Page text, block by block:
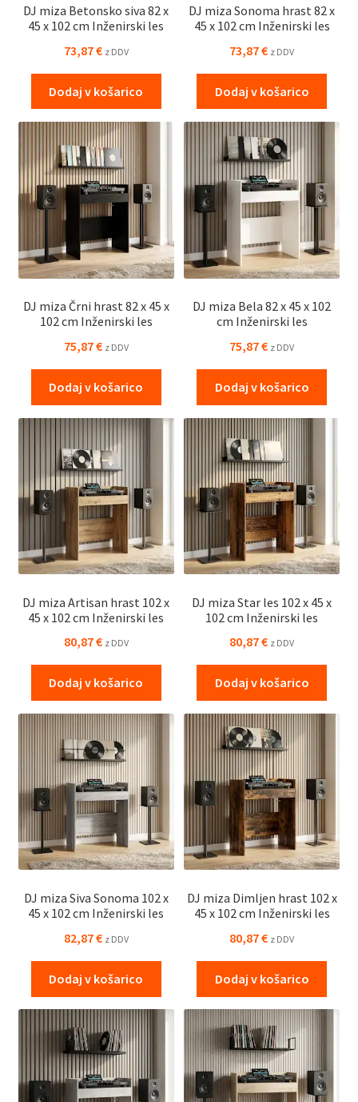
DJ miza Betonsko siva 82 x
45 x 102 cm Inženirski les
73,87€ z DDV
Dodaj v košarico
DJ miza Sonoma hrast 82 x
45 x 102 cm Inženirski les
73,87€ z DDV
Dodaj v košarico
DJ miza Črni hrast 82 x 45 x
102 cm Inženirski les
75,87€ z DDV
Dodaj v košarico
DJ miza Bela 82 x 45 x 102
cm Inženirski les
75,87€ z DDV
Dodaj v košarico
DJ miza Artisan hrast 102 x
45 x 102 cm Inženirski les
80,87€ z DDV
Dodaj v košarico
DJ miza Star les 102 x 45 x
102 cm Inženirski les
80,87€ z DDV
Dodaj v košarico
DJ miza Siva Sonoma 102 x
45 x 102 cm Inženirski les
82,87€ z DDV
Dodaj v košarico
DJ miza Dimljen hrast 102 x
45 x 102 cm Inženirski les
80,87€ z DDV
Dodaj v košarico